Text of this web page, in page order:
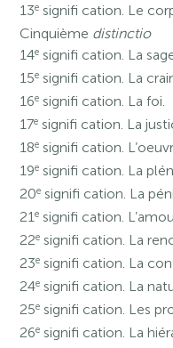
13e signifi cation. Le
Cinquième distinctio
14e signifi cation. La
15e signifi cation. La
16e signifi cation. La foi.
17e signifi cation. La
18e signifi cation.
19e signifi cation. La
20e signifi cation. La
21e signifi cation.
22e signifi cation. La
23e signifi cation. La
24e signifi cation. La
25e signifi cation. Les
26e signifi cation. La